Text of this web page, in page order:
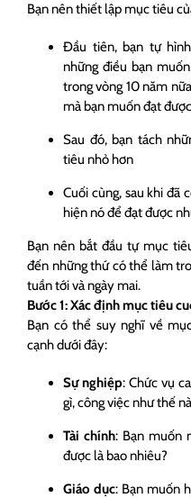
Bạn nên thiết lập mục tiêu
Đầu tiên, bạn tự
những điều bạn
trong vòng 10 năm
mà bạn muốn đạt được
Sau đó, bạn tách
tiêu nhỏ hơn
Cuối cùng, sau khi đã
hiện nó để đạt được
Bạn nên bắt đầu tự mục
đến những thứ có thể làm
tuần tới và ngày mai.
Bước 1: Xác định mục tiêu
Bạn có thể suy nghĩ về
cạnh dưới đây:
Sự nghiệp: Chức vụ
gì, công việc như thế
Tài chính: Bạn muốn
được là bao nhiêu?
Giáo dục: Bạn muốn